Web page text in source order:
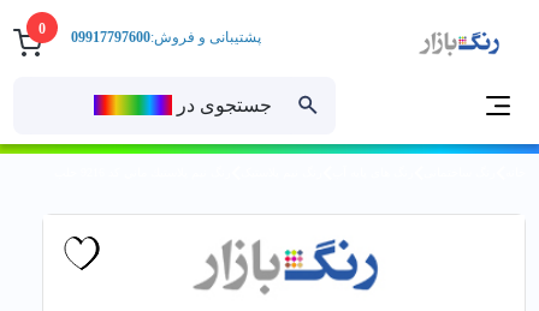
0
جستجوی در
پشتیبانی و فروش:09917797600